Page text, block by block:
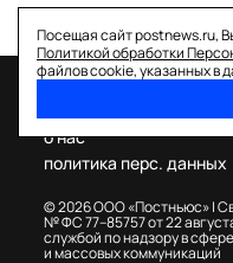
Посещая сайт postnews.ru,
Политикой обработки
файлов cookie, указанных в
© 2026 ООО «Постньюс» |
№ ФС 77–85757 от 22
службой по надзору в
и массовых коммуникаций
о нас
политика перс. данных